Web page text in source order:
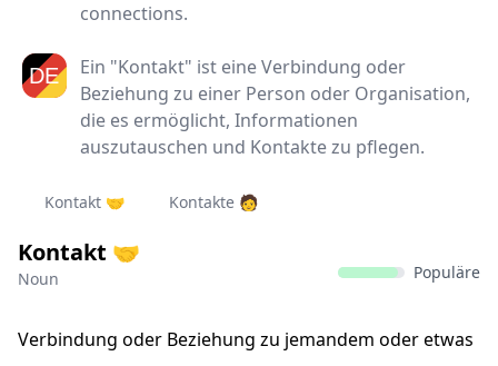
connections.
Ein "Kontakt" ist eine Verbindung oder
Beziehung zu einer Person oder Organisation,
die es ermöglicht, Informationen
auszutauschen und Kontakte zu pflegen.
Kontakt 🤝 Kontakte 🧑‍
Kontakt 🤝
Noun Populäre
Verbindung oder Beziehung zu jemandem oder etwas